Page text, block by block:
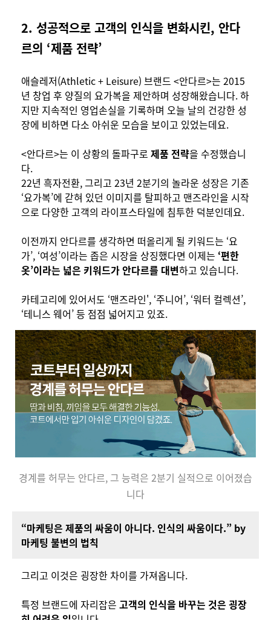
2. 성공적으로 고객의 인식을 변화시킨, 안다
르의 ‘제품 전략’
애슬레저(Athletic + Leisure) 브랜드 <안다르>는 2015
년 창업 후 양질의 요가복을 제안하며 성장해왔습니다. 하
지만 지속적인 영업손실을 기록하며 오늘 날의 건강한 성
장에 비하면 다소 아쉬운 모습을 보이고 있었는데요.
<안다르>는 이 상황의 돌파구로 제품 전략을 수정했습니
다.
22년 흑자전환, 그리고 23년 2분기의 놀라운 성장은 기존
‘요가복’에 갇혀 있던 이미지를 탈피하고 맨즈라인을 시작
으로 다양한 고객의 라이프스타일에 침투한 덕분인데요.
이전까지 안다르를 생각하면 떠올리게 될 키워드는 ‘요
가’, ‘여성’이라는 좁은 시장을 상징했다면 이제는 ‘편한
옷’이라는 넓은 키워드가 안다르를 대변하고 있습니다.
카테고리에 있어서도 ‘맨즈라인', ‘주니어’, ‘워터 컬렉션’,
‘테니스 웨어’ 등 점점 넓어지고 있죠.
경계를 허무는 안다르, 그 능력은 2분기 실적으로 이어졌습
니다
“마케팅은 제품의 싸움이 아니다. 인식의 싸움이다.” by
마케팅 불변의 법칙
그리고 이것은 굉장한 차이를 가져옵니다.
특정 브랜드에 자리잡은 고객의 인식을 바꾸는 것은 굉장